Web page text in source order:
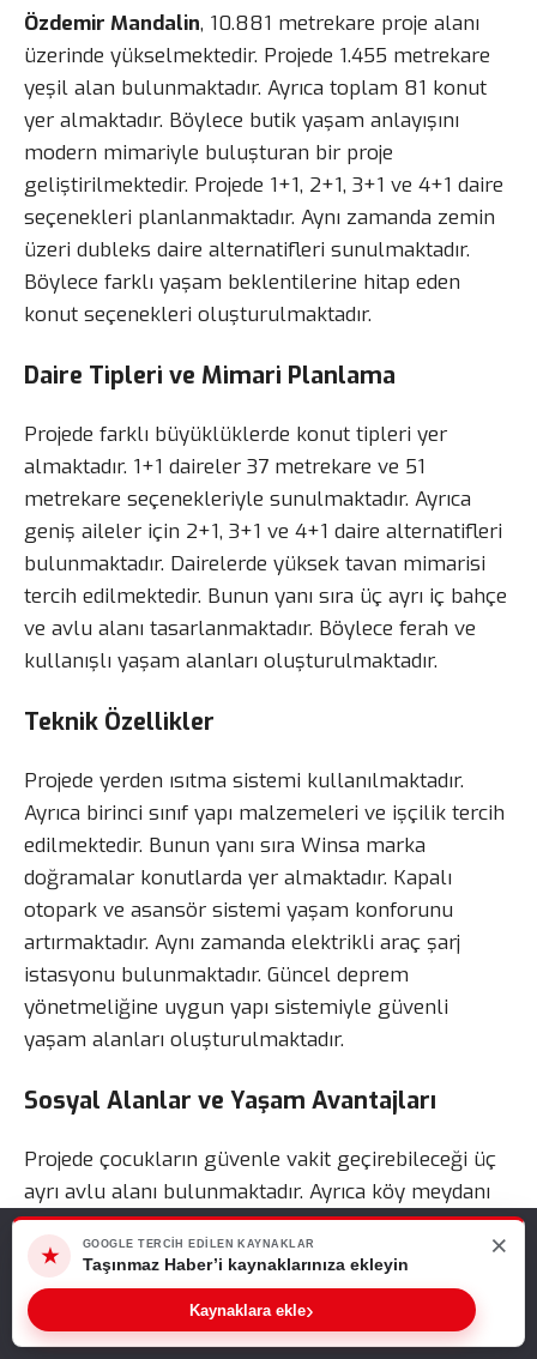
Özdemir Mandalin lansmana özel fiyatlarla satışta
Özdemir Mandalin, 10.881 metrekare proje alanı
üzerinde yükselmektedir. Projede 1.455 metrekare
yeşil alan bulunmaktadır. Ayrıca toplam 81 konut
yer almaktadır. Böylece butik yaşam anlayışını
modern mimariyle buluşturan bir proje
geliştirilmektedir. Projede 1+1, 2+1, 3+1 ve 4+1 daire
seçenekleri planlanmaktadır. Aynı zamanda zemin
üzeri dubleks daire alternatifleri sunulmaktadır.
Böylece farklı yaşam beklentilerine hitap eden
konut seçenekleri oluşturulmaktadır.
Daire Tipleri ve Mimari Planlama
Projede farklı büyüklüklerde konut tipleri yer
almaktadır. 1+1 daireler 37 metrekare ve 51
metrekare seçenekleriyle sunulmaktadır. Ayrıca
geniş aileler için 2+1, 3+1 ve 4+1 daire alternatifleri
bulunmaktadır. Dairelerde yüksek tavan mimarisi
tercih edilmektedir. Bunun yanı sıra üç ayrı iç bahçe
ve avlu alanı tasarlanmaktadır. Böylece ferah ve
kullanışlı yaşam alanları oluşturulmaktadır.
Teknik Özellikler
Projede yerden ısıtma sistemi kullanılmaktadır.
Ayrıca birinci sınıf yapı malzemeleri ve işçilik tercih
edilmektedir. Bunun yanı sıra Winsa marka
doğramalar konutlarda yer almaktadır. Kapalı
otopark ve asansör sistemi yaşam konforunu
artırmaktadır. Aynı zamanda elektrikli araç şarj
istasyonu bulunmaktadır. Güncel deprem
yönetmeliğine uygun yapı sistemiyle güvenli
yaşam alanları oluşturulmaktadır.
Sosyal Alanlar ve Yaşam Avantajları
Projede çocukların güvenle vakit geçirebileceği üç
ayrı avlu alanı bulunmaktadır. Ayrıca köy meydanı
ve köy kahvesine yaklaşık 200 metre mesafede
konumlanmaktadır. Bunun yanı sıra pazar yeri,
market, eczane ve toplu ulaşım noktalarına
yürüyerek ulaşılabilmektedir. Zeytinli Sahili ve
Web sitemizde size en iyi deneyimi sunabilmemiz için çerezleri
kullanıyoruz. Bu siteyi kullanmaya devam ederseniz, bunu kabul
ettiğinizi varsayarız.
Tamam
★
GOOGLE TERCIH EDILEN KAYNAKLAR
Taşınmaz Haber’i kaynaklarınıza ekleyin
Kaynaklara ekle›
×